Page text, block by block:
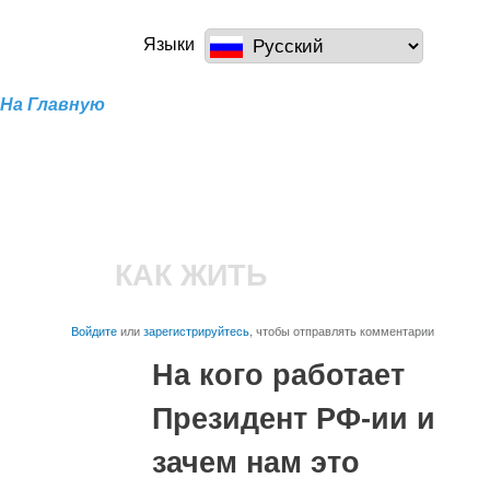
основному
содержанию
a100z.comЯзыки
На Главную
КАК ЖИТЬ
Войдитеилизарегистрируйтесь, чтобы отправлять комментарии
На кого работает
Президент РФ-ии и
зачем нам это